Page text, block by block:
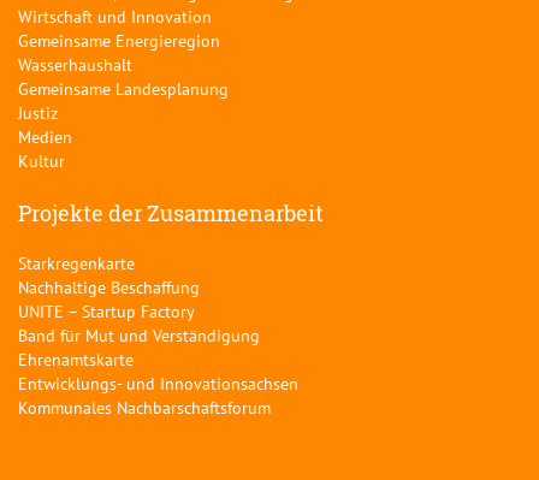
Wirtschaft und Innovation
Gemeinsame Energieregion
Wasserhaushalt
Gemeinsame Landesplanung
Justiz
Medien
Kultur
Projekte der Zusammenarbeit
Starkregenkarte
Nachhaltige Beschaffung
UNITE – Startup Factory
Band für Mut und Verständigung
Ehrenamtskarte
Entwicklungs- und Innovationsachsen
Kommunales Nachbarschaftsforum